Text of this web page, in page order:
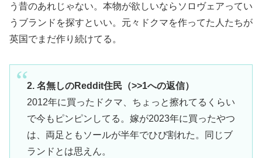
う昔のあれじゃない。本物が欲しいならソロヴェアってい
うブランドを探すといい。元々ドクマを作ってた人たちが
英国でまだ作り続けてる。
2. 名無しのReddit住民（>>1への返信）
2012年に買ったドクマ、ちょっと擦れてるくらい
で今もピンピンしてる。嫁が2023年に買ったやつ
は、両足ともソールが半年でひび割れた。同じブ
ランドとは思えん。